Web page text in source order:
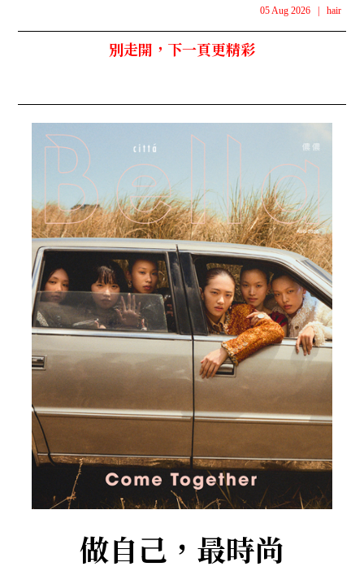
05 Aug 2026 hair
別走開，下一頁更精彩
做自己，最時尚